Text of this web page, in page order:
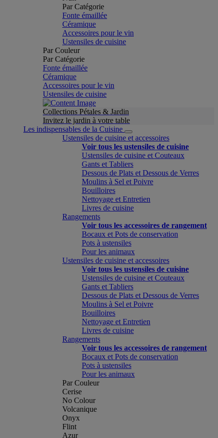
Par Catégorie
Fonte émaillée
Céramique
Accessoires pour le vin
Ustensiles de cuisine
Par Couleur
Par Catégorie
Fonte émaillée
Céramique
Accessoires pour le vin
Ustensiles de cuisine
Collections Pétales & Jardin
Invitez le jardin à votre table
Les indispensables de la Cuisine
Ustensiles de cuisine et accessoires
Voir tous les ustensiles de cuisine
Ustensiles de cuisine et Couteaux
Gants et Tabliers
Dessous de Plats et Dessous de Verres
Moulins à Sel et Poivre
Bouilloires
Nettoyage et Entretien
Livres de cuisine
Rangements
Voir tous les accessoires de rangement
Bocaux et Pots de conservation
Pots à ustensiles
Pour les animaux
Ustensiles de cuisine et accessoires
Voir tous les ustensiles de cuisine
Ustensiles de cuisine et Couteaux
Gants et Tabliers
Dessous de Plats et Dessous de Verres
Moulins à Sel et Poivre
Bouilloires
Nettoyage et Entretien
Livres de cuisine
Rangements
Voir tous les accessoires de rangement
Bocaux et Pots de conservation
Pots à ustensiles
Pour les animaux
Par Couleur
Cerise
No Colour
Volcanique
Onyx
Flint
Azur